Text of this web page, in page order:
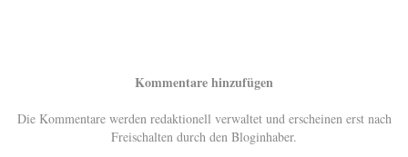
Kommentare hinzufügen
Die Kommentare werden redaktionell verwaltet und erscheinen erst nach
Freischalten durch den Bloginhaber.